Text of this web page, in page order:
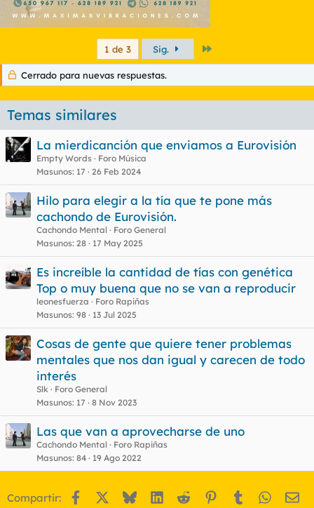
1 de 3 Sig.
Cerrado para nuevas respuestas.
Temas similares
La mierdicanción que enviamos a Eurovisión
Empty Words
Foro Música
Masunos 17 26 Feb 2024
Hilo para elegir a la tía que te pone más
cachondo de Eurovisión.
Cachondo Mental
Foro General
Masunos 28 17 May 2025
Es increíble la cantidad de tías con genética
Top o muy buena que no se van a reproducir
leonesfuerza
Foro Rapiñas
Masunos 98 13 Jul 2025
Cosas de gente que quiere tener problemas
mentales que nos dan igual y carecen de todo
interés
Slk
Foro General
Masunos 17 8 Nov 2023
Las que van a aprovecharse de uno
Cachondo Mental
Foro Rapiñas
Masunos 84 19 Ago 2022
Compartir: Facebook BlueskyLinkedIn
Reddit Pinterest
Tumblr